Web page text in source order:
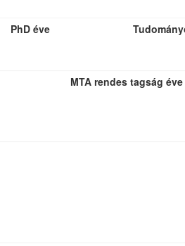
PhD éve
MTA rendes tagság éve